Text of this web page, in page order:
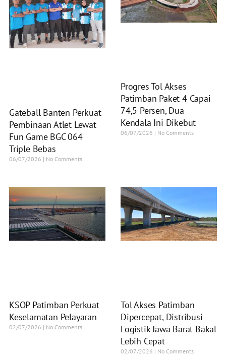
Gateball Banten Perkuat
Pembinaan Atlet Lewat
Fun Game BGC 064
Triple Bebas
06/07/2026 No Comments
Progres Tol Akses
Patimban Paket 4 Capai
74,5 Persen, Dua
Kendala Ini Dikebut
06/07/2026 No Comments
KSOP Patimban Perkuat
Keselamatan Pelayaran
02/07/2026 No Comments
Tol Akses Patimban
Dipercepat, Distribusi
Logistik Jawa Barat Bakal
Lebih Cepat
02/07/2026 No Comments